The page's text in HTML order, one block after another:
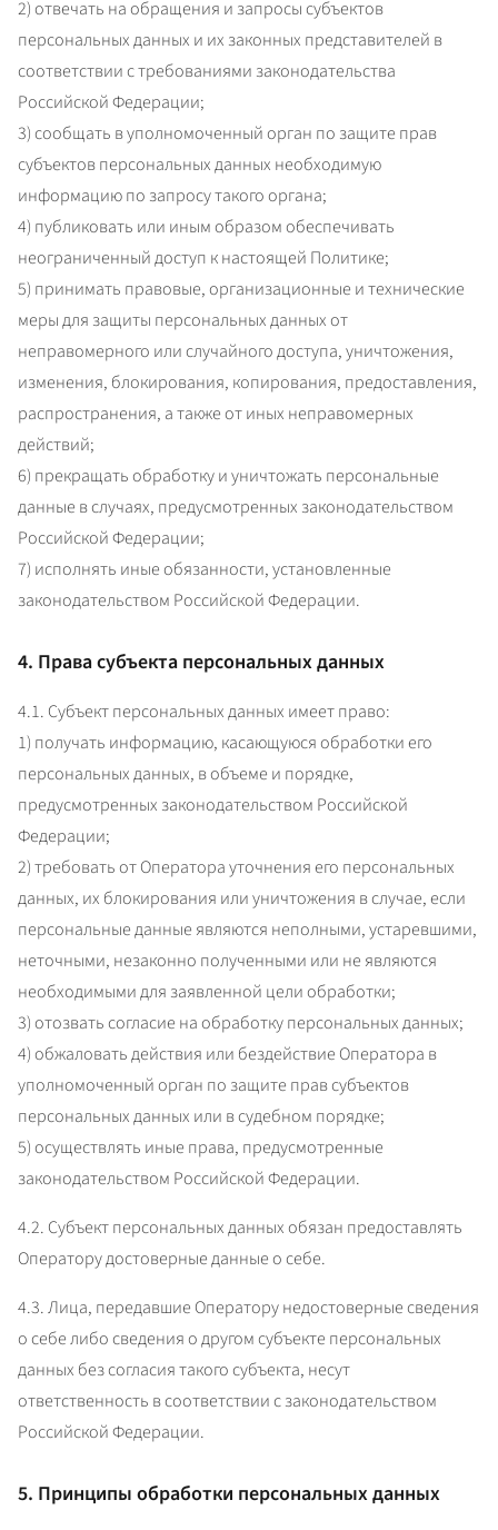
2) отвечать на обращения и запросы субъектов
персональных данных и их законных представителей в
соответствии с требованиями законодательства
Российской Федерации;
3) сообщать в уполномоченный орган по защите прав
субъектов персональных данных необходимую
информацию по запросу такого органа;
4) публиковать или иным образом обеспечивать
неограниченный доступ к настоящей Политике;
5) принимать правовые, организационные и технические
меры для защиты персональных данных от
неправомерного или случайного доступа, уничтожения,
изменения, блокирования, копирования, предоставления,
распространения, а также от иных неправомерных
действий;
6) прекращать обработку и уничтожать персональные
данные в случаях, предусмотренных законодательством
Российской Федерации;
7) исполнять иные обязанности, установленные
законодательством Российской Федерации.
4. Права субъекта персональных данных
4.1. Субъект персональных данных имеет право:
1) получать информацию, касающуюся обработки его
персональных данных, в объеме и порядке,
предусмотренных законодательством Российской
Федерации;
2) требовать от Оператора уточнения его персональных
данных, их блокирования или уничтожения в случае, если
персональные данные являются неполными, устаревшими,
неточными, незаконно полученными или не являются
необходимыми для заявленной цели обработки;
3) отозвать согласие на обработку персональных данных;
4) обжаловать действия или бездействие Оператора в
уполномоченный орган по защите прав субъектов
персональных данных или в судебном порядке;
5) осуществлять иные права, предусмотренные
законодательством Российской Федерации.
4.2. Субъект персональных данных обязан предоставлять
Оператору достоверные данные о себе.
4.3. Лица, передавшие Оператору недостоверные сведения
о себе либо сведения о другом субъекте персональных
данных без согласия такого субъекта, несут
ответственность в соответствии с законодательством
Российской Федерации.
5. Принципы обработки персональных данных